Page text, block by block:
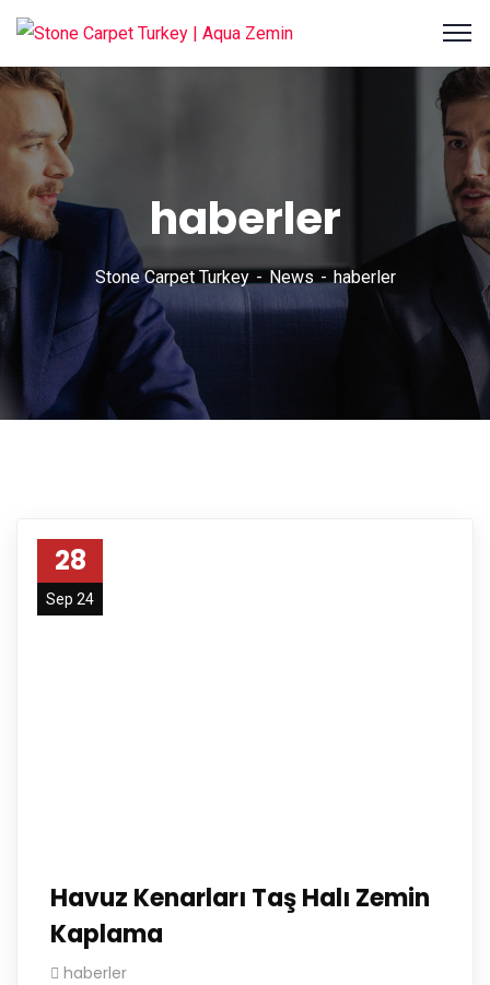
haberler
Stone Carpet Turkey News haberler
28
Sep 24
Havuz Kenarları Taş Halı Zemin
Kaplama
haberler